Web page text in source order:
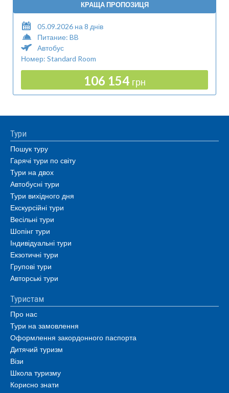
КРАЩА ПРОПОЗИЦЯ
05.09.2026 на 8 днів
Питание: BB
Автобус
Номер: Standard Room
106 154 грн
Тури
Пошук туру
Гарячі тури по світу
Тури на двох
Автобусні тури
Тури вихідного дня
Екскурсійні тури
Весільні тури
Шопінг тури
Індивідуальні тури
Екзотичні тури
Групові тури
Авторські тури
Туристам
Про нас
Тури на замовлення
Оформлення закордонного паспорта
Дитячий туризм
Візи
Школа туризму
Корисно знати